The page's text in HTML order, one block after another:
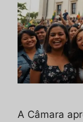
A Câmara